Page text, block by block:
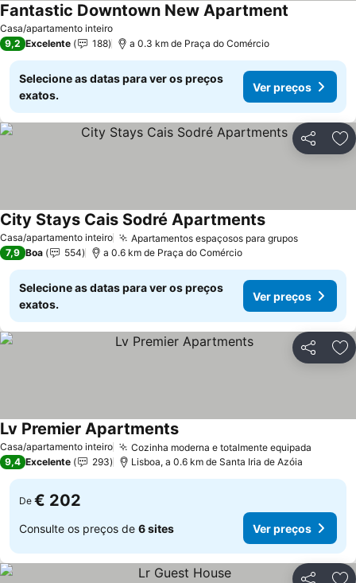
Casa/apartamento inteiro
Fantastic Downtown New Apartment
9,2 Excelente 188 a 0.3 km de Praça do Comércio
Selecione as datas para ver os preços
exatos.
Ver preços
Partilhar
Casa/apartamento inteiro Apartamentos espaçosos para gruposVer
City Stays Cais Sodré ApartmentsVer preços
7,9 Boa 554 a 0.6 km de Praça do Comércio
Selecione as datas para ver os preços
exatos.
Ver preços
Partilhar
Casa/apartamento inteiro Cozinha moderna e totalmente equipada
Lv Premier ApartmentsVer preços
9,4 Excelente 293 Lisboa, a 0.6 km de Santa Iria de Azóia
De € 202
Consulte os preços de 6 sites Ver preços